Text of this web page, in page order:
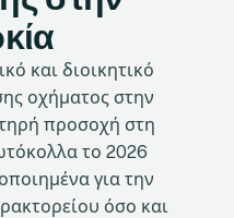
και διοικητικό
οχήματος στην
προσοχή στη
το 2026
για την
όσο και